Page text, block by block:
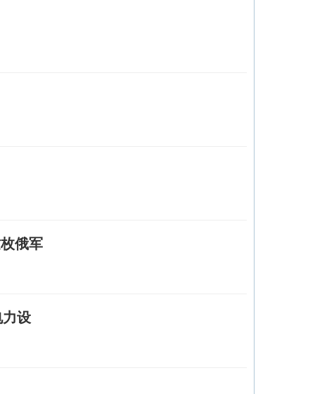
俄军
设